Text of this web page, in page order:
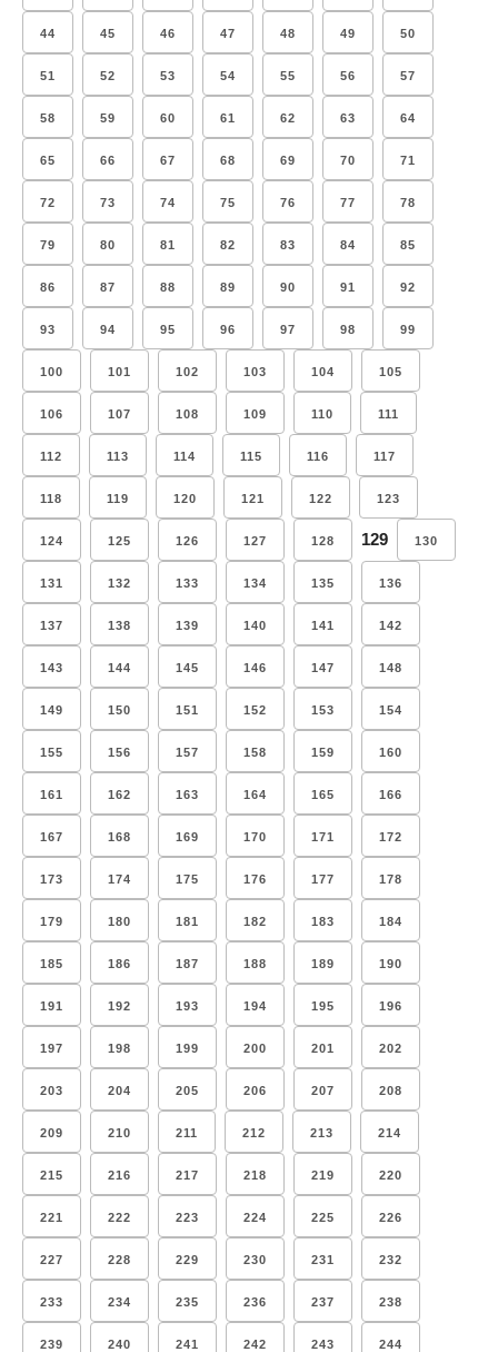
44 45 46 47 48 49 50
51 52 53 54 55 56 57
58 59 60 61 62 63 64
65 66 67 68 69 70 71
72 73 74 75 76 77 78
79 80 81 82 83 84 85
86 87 88 89 90 91 92
93 94 95 96 97 98 99
100 101 102 103 104 105
106 107 108 109 110 111
112 113 114 115 116 117
118 119 120 121 122 123
124 125 126 127 128 129 130
131 132 133 134 135 136
137 138 139 140 141 142
143 144 145 146 147 148
149 150 151 152 153 154
155 156 157 158 159 160
161 162 163 164 165 166
167 168 169 170 171 172
173 174 175 176 177 178
179 180 181 182 183 184
185 186 187 188 189 190
191 192 193 194 195 196
197 198 199 200 201 202
203 204 205 206 207 208
209 210 211 212 213 214
215 216 217 218 219 220
221 222 223 224 225 226
227 228 229 230 231 232
233 234 235 236 237 238
239 240 241 242 243 244